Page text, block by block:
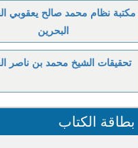
مكتبة نظام محمد صالح يعقوبي
البحرين
تحقيقات الشيخ محمد بن ناصر
بطاقة الكتاب